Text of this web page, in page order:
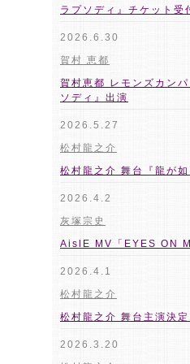
ラプソディ』チケット受
2026.6.30
賀村 恵都
賀村恵都 レモンズカン
ソディ』出演
2026.5.27
松村龍之介
松村龍之介 舞台『龍が
2026.4.2
灰塚宗史
AislE MV「EYES ON
2026.4.1
松村龍之介
松村龍之介 舞台主演決定
2026.3.20